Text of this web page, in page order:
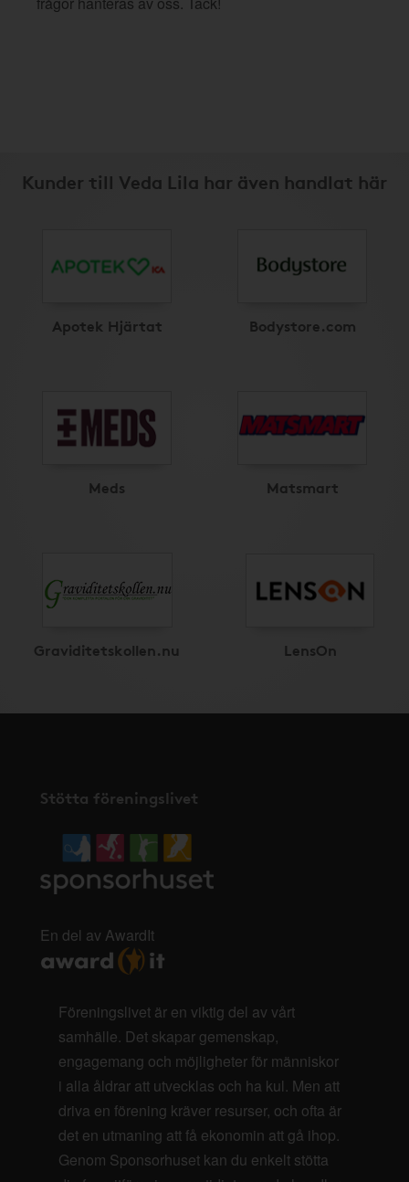
Kunder till Veda Lila har även handlat här
Apotek Hjärtat Bodystore.com
Meds Matsmart
Graviditetskollen.nu LensOn
Stötta föreningslivet
En del av AwardIt
Föreningslivet är en viktig del av vårt
samhälle. Det skapar gemenskap,
engagemang och möjligheter för människor
i alla åldrar att utvecklas och ha kul. Men att
driva en förening kräver resurser, och ofta är
det en utmaning att få ekonomin att gå ihop.
Genom Sponsorhuset kan du enkelt stötta